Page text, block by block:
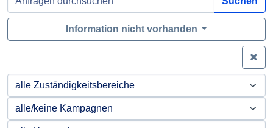
Information nicht vorhanden